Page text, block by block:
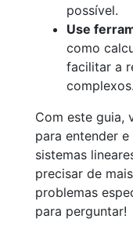
possível.
Use
como
facilitar a
complexos.
Com este guia,
para entender
sistemas
precisar de
problemas
para perguntar!